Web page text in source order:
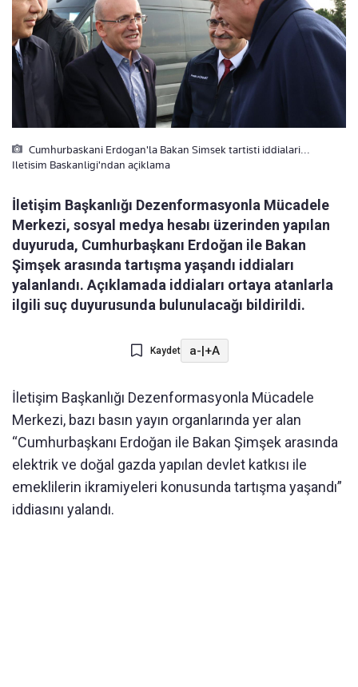
Cumhurbaskani Erdogan'la Bakan Simsek tartisti iddialari...
Iletisim Baskanligi'ndan açiklama
İletişim Başkanlığı Dezenformasyonla Mücadele
Merkezi, sosyal medya hesabı üzerinden yapılan
duyuruda, Cumhurbaşkanı Erdoğan ile Bakan
Şimşek arasında tartışma yaşandı iddiaları
yalanlandı. Açıklamada iddiaları ortaya atanlarla
ilgili suç duyurusunda bulunulacağı bildirildi.
Kaydet a-|+A
İletişim Başkanlığı Dezenformasyonla Mücadele
Merkezi, bazı basın yayın organlarında yer alan
“Cumhurbaşkanı Erdoğan ile Bakan Şimşek arasında
elektrik ve doğal gazda yapılan devlet katkısı ile
emeklilerin ikramiyeleri konusunda tartışma yaşandı”
iddiasını yalandı.